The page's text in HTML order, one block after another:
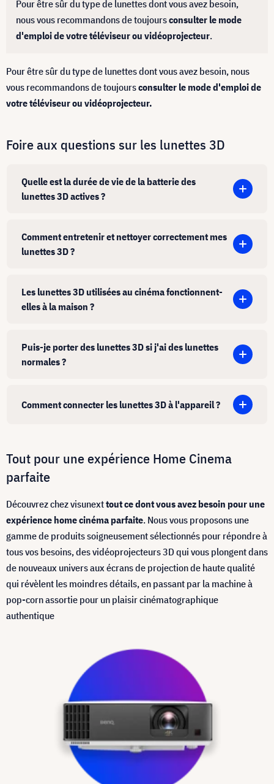
Pour être sûr du type de lunettes dont vous avez besoin,
nous vous recommandons de toujoursconsulter le mode
d'emploi de votre téléviseur ou vidéoprojecteur.
Pour être sûr du type de lunettes dont vous avez besoin, nous
vous recommandons de toujoursconsulter le mode d'emploi de
votre téléviseur ou vidéoprojecteur.
Foire aux questions sur les lunettes 3D
Quelle est la durée de vie de la batterie des
lunettes 3D actives ?
Comment entretenir et nettoyer correctement mes
lunettes 3D ?
Les lunettes 3D utilisées au cinéma fonctionnent-
elles à la maison ?
Puis-je porter des lunettes 3D si j'ai des lunettes
normales ?
Comment connecter les lunettes 3D à l'appareil ?
Tout pour une expérience Home Cinema
parfaite
Découvrez chez visunexttout ce dont vous avez besoin pour une
expérience home cinéma parfaite. Nous vous proposons une
gamme de produits soigneusement sélectionnés pour répondre à
tous vos besoins, des vidéoprojecteurs 3D qui vous plongent dans
de nouveaux univers aux écrans de projection de haute qualité
qui révèlent les moindres détails, en passant par la machine à
pop-corn assortie pour un plaisir cinématographique
authentique